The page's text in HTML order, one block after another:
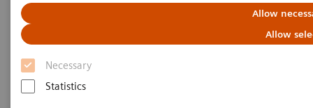
Allow
Allow
Necessary
Statistics
Image 74